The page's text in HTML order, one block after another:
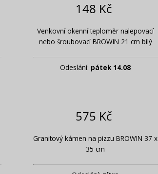
148 Kč
Venkovní okenní teploměr nalepovací
nebo šroubovací BROWIN 21 cm bílý
Odeslání: pátek 14.08
575 Kč
Granitový kámen na pizzu BROWIN 37 x
35 cm